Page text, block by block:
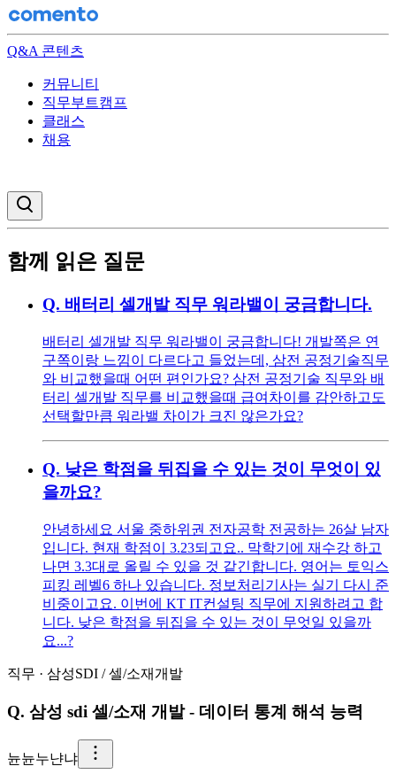
Q&A 콘텐츠
커뮤니티
직무부트캠프
클래스
채용
함께 읽은 질문
Q. 배터리 셀개발 직무 워라밸이 궁금합니다.
배터리 셀개발 직무 워라밸이 궁금합니다! 개발쪽은 연
구쪽이랑 느낌이 다르다고 들었는데, 삼전 공정기술직무
와 비교했을때 어떤 편인가요? 삼전 공정기술 직무와 배
터리 셀개발 직무를 비교했을때 급여차이를 감안하고도
선택할만큼 워라밸 차이가 크진 않은가요?
Q. 낮은 학점을 뒤집을 수 있는 것이 무엇이 있
을까요?
안녕하세요 서울 중하위권 전자공학 전공하는 26살 남자
입니다. 현재 학점이 3.23되고요.. 막학기에 재수강 하고
나면 3.3대로 올릴 수 있을 것 같긴합니다. 영어는 토익스
피킹 레벨6 하나 있습니다. 정보처리기사는 실기 다시 준
비중이고요. 이번에 KT IT컨설팅 직무에 지원하려고 합
니다. 낮은 학점을 뒤집을 수 있는 것이 무엇일 있을까
요...?
직무 · 삼성SDI /셀/소재개발
Q. 삼성 sdi 셀/소재 개발 - 데이터 통계 해석 능력
뉸뉸누냔냐